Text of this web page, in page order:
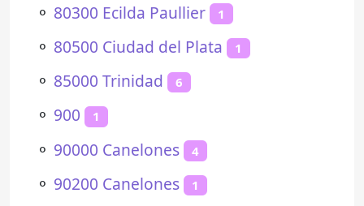
⚬ 80300 Ecilda Paullier 1
⚬ 80500 Ciudad del Plata 1
⚬ 85000 Trinidad 6
⚬ 900 1
⚬ 90000 Canelones 4
⚬ 90200 Canelones 1